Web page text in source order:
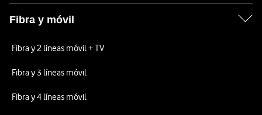
Fibra y móvil
Fibra y 2 líneas móvil + TV
Fibra y 3 líneas móvil
Fibra y 4 líneas móvil